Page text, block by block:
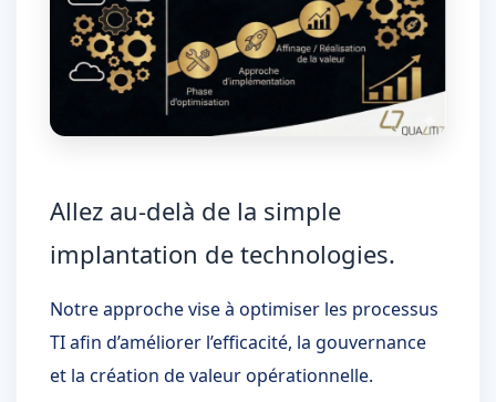
Allez au-delà de la simple
implantation de technologies.
Notre approche vise à optimiser les processus
TI afin d’améliorer l’efficacité, la gouvernance
et la création de valeur opérationnelle.